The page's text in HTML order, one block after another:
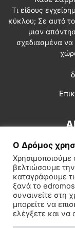
Τι είδους
κύκλου; Σε αυτό
μιαν
σχεδιασμένα να
Εγγραφή
Ο Δρόμος
Χρησιμοποιούμε
βελτιώσουμε
καταγράφουμε
ξανά το
συναινείτε
μπορείτε να
ελέγξετε και να